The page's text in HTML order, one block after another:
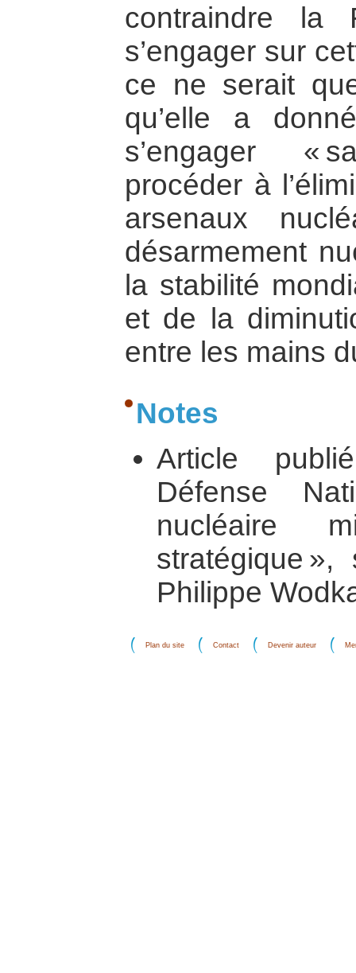
contraindre la
s’engager sur
ce ne serait
qu’elle a
s’engager «
procéder à
arsenaux
désarmement
la stabilité
et de la
entre les mains
Notes
Article
Défense
nucléaire
stratégique
Philippe
Plan du site Contact Devenir auteur